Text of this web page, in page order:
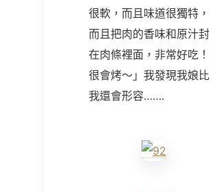
很軟，而且味道很獨特，
而且把肉的香味和原汁封
在肉條裡面，非常好吃！
很會烤～」我發現我娘比
我還會形容…….